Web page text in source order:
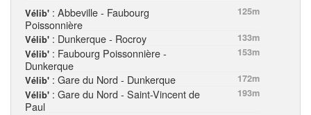
Vélib' : Abbeville - Faubourg
Poissonnière
125m
Vélib' : Dunkerque - Rocroy
133m
Vélib' : Faubourg Poissonnière -
Dunkerque
153m
Vélib' : Gare du Nord - Dunkerque
172m
Vélib' : Gare du Nord - Saint-Vincent de
Paul
193m